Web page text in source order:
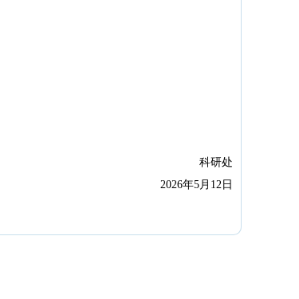
科研处
2026年5月12日